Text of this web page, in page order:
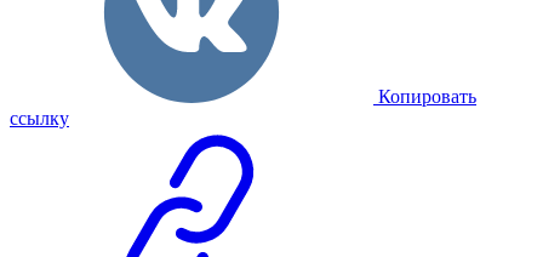
Копировать
ссылку